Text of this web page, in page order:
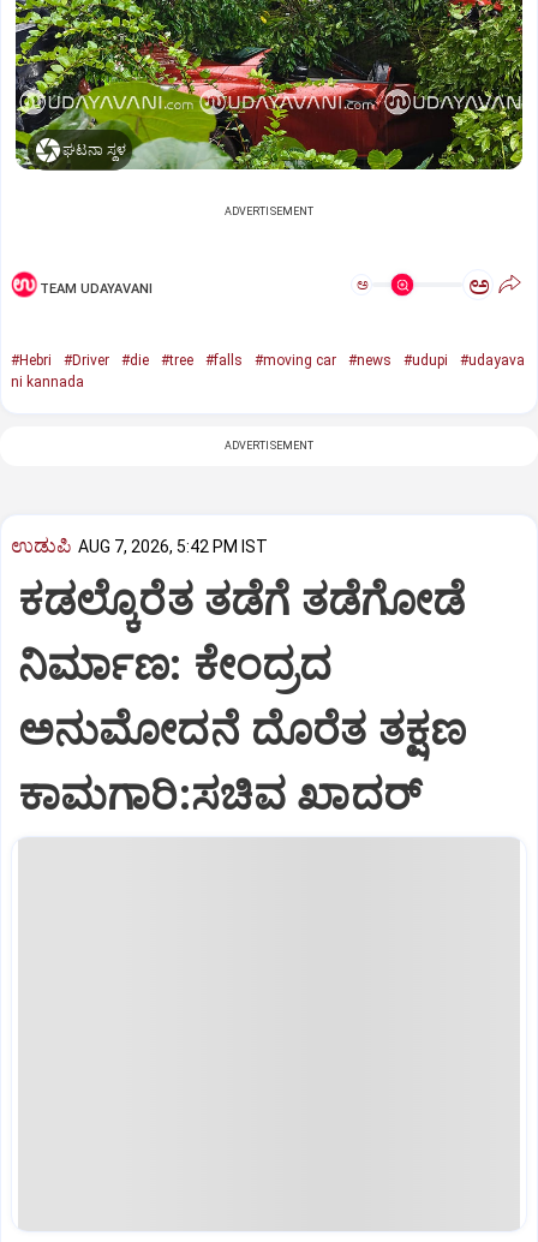
ಘಟನಾ ಸ್ಥಳ
ADVERTISEMENT
TEAM UDAYAVANI ಅ ಅ
#Hebri #Driver #die #tree #falls #moving car #news #udupi
#udayava
ni kannada
ADVERTISEMENT
ಉಡುಪಿ AUG 7, 2026, 5:42 PM IST
ಕಡಲ್ಕೊರೆತ ತಡೆಗೆ ತಡೆಗೋಡೆ
ನಿರ್ಮಾಣ: ಕೇಂದ್ರದ
ಅನುಮೋದನೆ ದೊರೆತ ತಕ್ಷಣ
ಕಾಮಗಾರಿ:ಸಚಿವ ಖಾದರ್